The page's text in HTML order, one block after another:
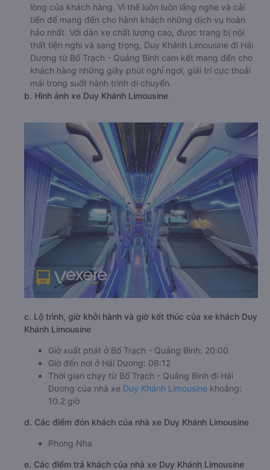
lòng của khách hàng. Vì thế luôn luôn lắng nghe và cải
tiến để mang đến cho hành khách những dịch vụ hoàn
hảo nhất. Với dàn xe chất lượng cao, được trang bị nội
thất tiện nghi và sang trọng, Duy Khánh Limousine đi Hải
Dương từ Bố Trạch - Quảng Bình cam kết mang đến cho
khách hàng những giây phút nghỉ ngơi, giải trí cực thoải
mái trong suốt hành trình di chuyển.
b. Hình ảnh xe Duy Khánh Limousine
c. Lộ trình, giờ khởi hành và giờ kết thúc của xe khách Duy
Khánh Limousine
Giờ xuất phát ở Bố Trạch - Quảng Bình: 20:00
Giờ đến nơi ở Hải Dương: 06:12
Thời gian chạy từ Bố Trạch - Quảng Bình đi Hải
Dương của nhà xe Duy Khánh Limousine khoảng:
10.2 giờ
d. Các điểm đón khách của nhà xe Duy Khánh Limousine
Phong Nha
e. Các điểm trả khách của nhà xe Duy Khánh Limousine